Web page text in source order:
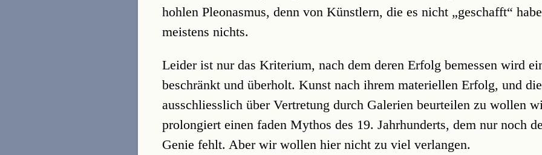
hohlen Pleonasmus, denn von Künstlern, die es nicht „geschafft“
meistens nichts.
Leider ist nur das Kriterium, nach dem deren Erfolg bemessen wird
beschränkt und überholt. Kunst nach ihrem materiellen Erfolg, und
ausschliesslich über Vertretung durch Galerien beurteilen zu wollen
prolongiert einen faden Mythos des 19. Jahrhunderts, dem nur noch
Genie fehlt. Aber wir wollen hier nicht zu viel verlangen.